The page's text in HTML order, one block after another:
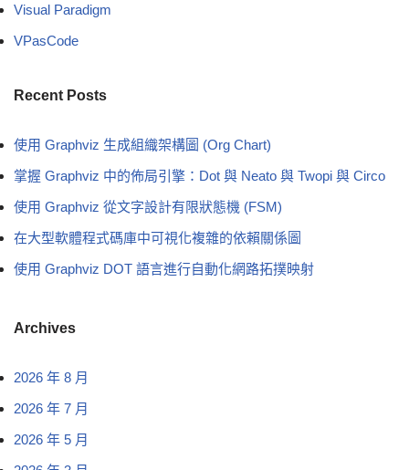
Visual Paradigm
VPasCode
Recent Posts
使用 Graphviz 生成組織架構圖 (Org Chart)
掌握 Graphviz 中的佈局引擎：Dot 與 Neato 與 Twopi 與 Circo
使用 Graphviz 從文字設計有限狀態機 (FSM)
在大型軟體程式碼庫中可視化複雜的依賴關係圖
使用 Graphviz DOT 語言進行自動化網路拓撲映射
Archives
2026 年 8 月
2026 年 7 月
2026 年 5 月